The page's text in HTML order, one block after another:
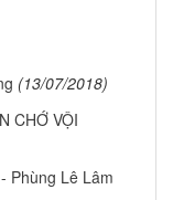
(13/07/2018)
CHỚ VỘI
Phùng Lê Lâm